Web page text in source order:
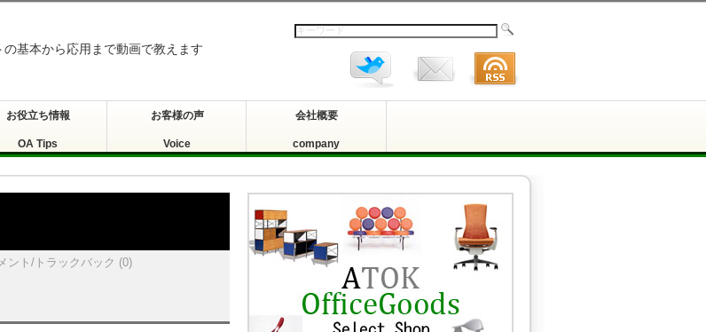
基本から応用まで動画で教えます
お役立ち情報
OA Tips
お客様の声
Voice
会社概要
company
ント/トラックバック (0)